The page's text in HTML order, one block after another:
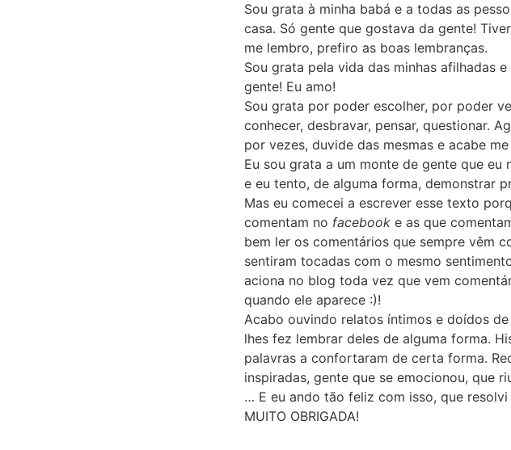
Sou grata à minha babá e a todas as
casa. Só gente que gostava da gente!
me lembro, prefiro as boas lembranças.
Sou grata pela vida das minhas afilhadas
gente! Eu amo!
Sou grata por poder escolher, por poder
conhecer, desbravar, pensar, questionar.
por vezes, duvide das mesmas e acabe
Eu sou grata a um monte de gente que eu
e eu tento, de alguma forma, demonstrar
Mas eu comecei a escrever esse texto
comentam no facebooke as que
bem ler os comentários que sempre vêm
sentiram tocadas com o mesmo
aciona no blog toda vez que vem
quando ele aparece :)!
Acabo ouvindo relatos íntimos e doídos
lhes fez lembrar deles de alguma forma.
palavras a confortaram de certa forma.
inspiradas, gente que se emocionou, que
… E eu ando tão feliz com isso, que
MUITO OBRIGADA!